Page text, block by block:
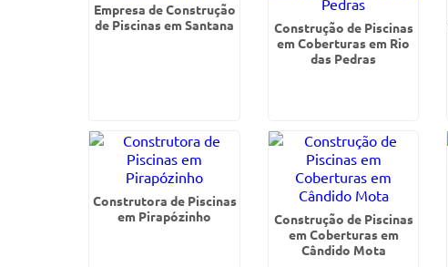
Empresa de Construção
de Piscinas em Santana
Construção de Piscinas
em Coberturas em Rio
das Pedras
Construtora de Piscinas
em Pirapózinho
Construção de Piscinas
em Coberturas em
Cândido Mota